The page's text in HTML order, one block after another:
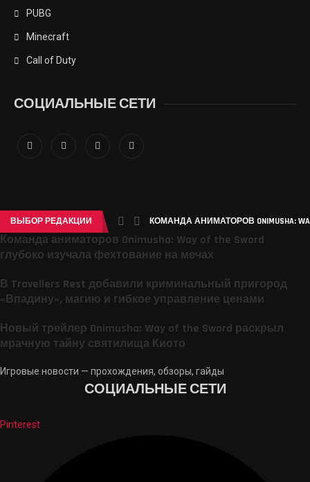
PUBG
Minecraft
Call of Duty
СОЦИАЛЬНЫЕ СЕТИ
ВЫБОР РЕДАКЦИИ КОМАНДА АНИМАТОРОВ ONIMUSHA: WAY
Команда аниматоров Onimusha: Way of the Sword
глубоко изучала фехтование на мечах
В Travellers Rest добавили криминальный пригород
«Впадину», магию и гибкое управление ценами
Новый трейлер Onimusha: Way of the Sword раскрыл
мрачную тайну святилища Киото
Игровые новости — прохождения, обзоры, гайды
СОЦИАЛЬНЫЕ СЕТИ
Pinterest